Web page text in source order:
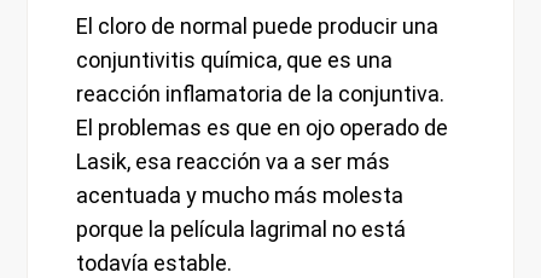
El cloro de normal puede producir una
conjuntivitis química, que es una
reacción inflamatoria de la conjuntiva.
El problemas es que en ojo operado de
Lasik, esa reacción va a ser más
acentuada y mucho más molesta
porque la película lagrimal no está
todavía estable.